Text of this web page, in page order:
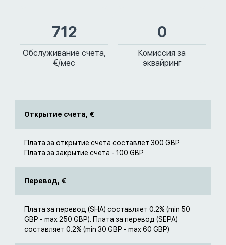
712
Обслуживание счета,
€/мес
0
Комиссия за
эквайринг
Открытие счета, €
Плата за открытие счета составлет 300 GBP.
Плата за закрытие счета - 100 GBP
Перевод, €
Плата за перевод (SHA) составляет 0.2% (min 50
GBP - max 250 GBP). Плата за перевод (SEPA)
составляет 0.2% (min 30 GBP - max 60 GBP)